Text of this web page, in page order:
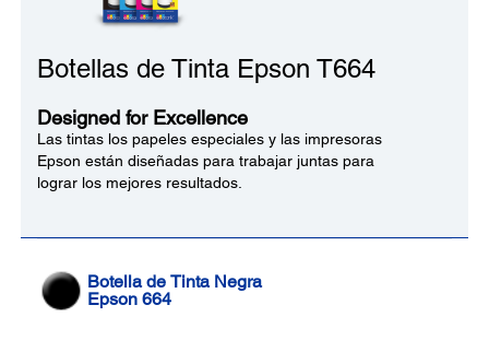
Botellas de Tinta Epson T664
Designed for Excellence
Las tintas los papeles especiales y las impresoras
Epson están diseñadas para trabajar juntas para
lograr los mejores resultados.
Botella de Tinta Negra
Epson 664